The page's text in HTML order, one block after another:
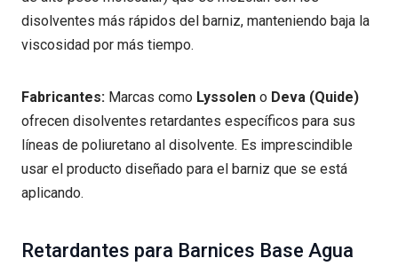
disolventes más rápidos del barniz, manteniendo baja la
viscosidad por más tiempo.
Fabricantes: Marcas como Lyssolen o Deva (Quide)
ofrecen disolventes retardantes específicos para sus
líneas de poliuretano al disolvente. Es imprescindible
usar el producto diseñado para el barniz que se está
aplicando.
Retardantes para Barnices Base Agua